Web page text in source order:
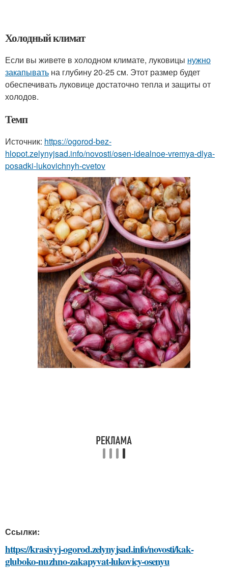
Холодный климат
Если вы живете в холодном климате, луковицы нужно
закапывать на глубину 20-25 см. Этот размер будет
обеспечивать луковице достаточно тепла и защиты от
холодов.
Темп
Источник: https://ogorod-bez-
hlopot.zelynyjsad.info/novosti/osen-idealnoe-vremya-dlya-
posadki-lukovichnyh-cvetov
Ссылки:
https://krasivyj-ogorod.zelynyjsad.info/novosti/kak-
gluboko-nuzhno-zakapyvat-lukovicy-osenyu